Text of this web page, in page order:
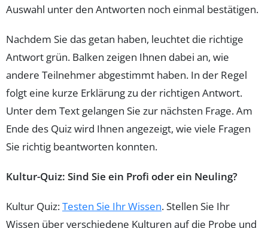
Auswahl unter den Antworten noch einmal bestätigen.
Nachdem Sie das getan haben, leuchtet die richtige
Antwort grün. Balken zeigen Ihnen dabei an, wie
andere Teilnehmer abgestimmt haben. In der Regel
folgt eine kurze Erklärung zu der richtigen Antwort.
Unter dem Text gelangen Sie zur nächsten Frage. Am
Ende des Quiz wird Ihnen angezeigt, wie viele Fragen
Sie richtig beantworten konnten.
Kultur-Quiz: Sind Sie ein Profi oder ein Neuling?
Kultur Quiz:Testen Sie Ihr Wissen. Stellen Sie Ihr
Wissen über verschiedene Kulturen auf die Probe und